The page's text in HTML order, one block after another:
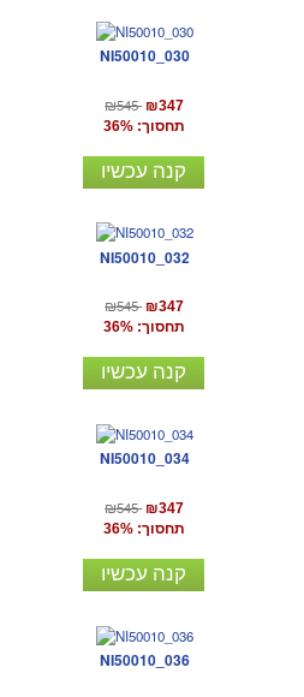
NI50010_030
₪545 ₪347
תחסוך: 36%
קנה עכשיו
NI50010_032
₪545 ₪347
תחסוך: 36%
קנה עכשיו
NI50010_034
₪545 ₪347
תחסוך: 36%
קנה עכשיו
NI50010_036